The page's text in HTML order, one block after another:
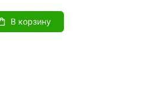
В корзину